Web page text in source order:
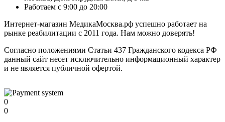
Работаем с 9:00 до 20:00
Интернет-магазин МедикаМосква.рф успешно работает на
рынке реабилитации с 2011 года. Нам можно доверять!
Согласно положениями Статьи 437 Гражданского кодекса РФ
данный сайт несет исключительно информационный характер
и не является публичной офертой.
0
0